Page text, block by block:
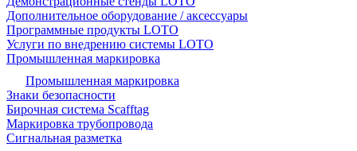
Дополнительное оборудование / аксессуары
Программные продукты LOTO
Услуги по внедрению системы LOTO
Промышленная маркировка
Промышленная маркировка
Знаки безопасности
Бирочная система Scafftag
Маркировка трубопровода
Сигнальная разметка